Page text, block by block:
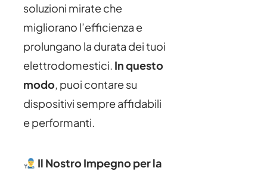
soluzioni mirate che
migliorano l’efficienza e
prolungano la durata dei tuoi
elettrodomestici. In questo
modo, puoi contare su
dispositivi sempre affidabili
e performanti.
Il Nostro Impegno per la